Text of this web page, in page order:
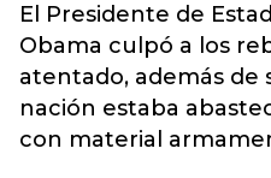
El Presidente de
Obama culpó a los
atentado, además de
nación estaba
con material